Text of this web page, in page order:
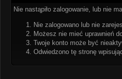
Nie nastąpiło zalogowanie, lub nie
Nie zalogowano lub nie
Możesz nie mieć uprawnień
Twoje konto może być
Odwiedzono tę stronę